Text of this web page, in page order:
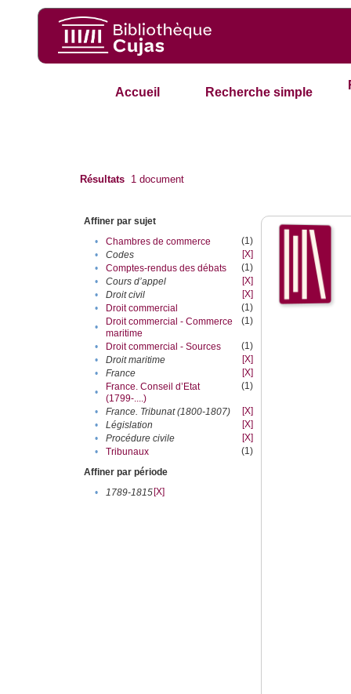
Accueil Recherche simple
Résultats 1 document
Affiner par sujet
•
Chambres de commerce
(1)
•
Codes
[X]
•
Comptes-rendus des débats
(1)
•
Cours d’appel
[X]
•
Droit civil
[X]
•
Droit commercial
(1)
•
Droit commercial - Commerce
maritime
(1)
• Droit commercial - Sources
(1)
•
Droit maritime
[X]
•
France
[X]
•
France. Conseil d’Etat
(1799-....)
(1)
• France. Tribunat (1800-1807)
[X]
•
Législation
[X]
•
Procédure civile
[X]
•
Tribunaux
(1)
Affiner par période
•
1789-1815[X]